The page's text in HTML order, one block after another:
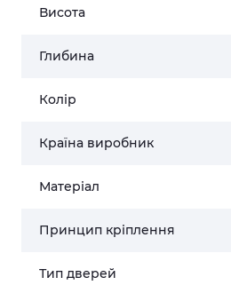
Висота
Глибина
Колір
Країна виробник
Матеріал
Принцип кріплення
Тип дверей